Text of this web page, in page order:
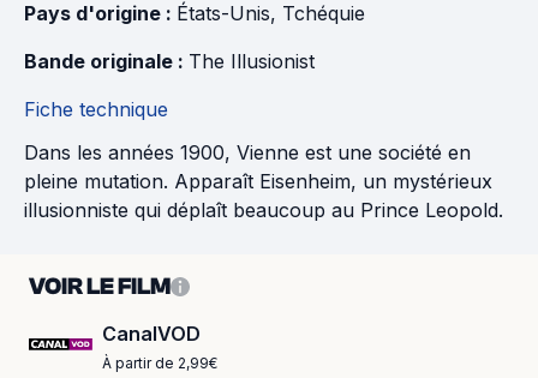
Pays d'origine : États-Unis, Tchéquie
Bande originale : The Illusionist
Fiche technique
Dans les années 1900, Vienne est une société en
pleine mutation. Apparaît Eisenheim, un mystérieux
illusionniste qui déplaît beaucoup au Prince Leopold.
VOIR LE FILM
CanalVOD
À partir de 2,99€